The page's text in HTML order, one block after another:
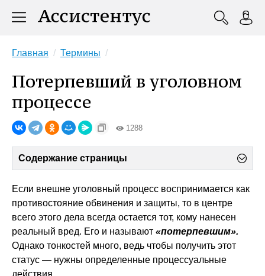
Главная Термины
Потерпевший в уголовном
процессе
1288
Содержание страницы
Если внешне уголовный процесс воспринимается как
противостояние обвинения и защиты, то в центре
всего этого дела всегда остается тот, кому нанесен
реальный вред. Его и называют «потерпевшим».
Однако тонкостей много, ведь чтобы получить этот
статус — нужны определенные процессуальные
действия.